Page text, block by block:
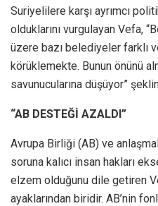
Suriyelilere karşı ayrımcı
olduklarını vurgulayan Vefa,
üzere bazı belediyeler farklı
körüklemekte. Bunun önünü
savunucularına düşüyor”
“AB DESTEĞİ AZALDI”
Avrupa Birliği (AB) ve
soruna kalıcı insan hakları
elzem olduğunu dile getiren
ayaklarından biridir. AB’nin